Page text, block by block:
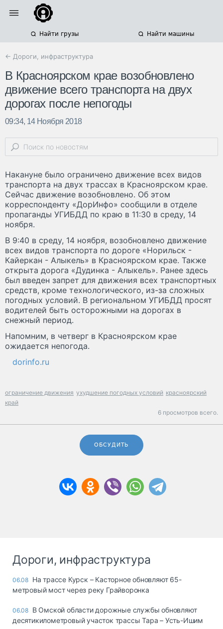
Найти грузы Найти машины
← Дороги, инфраструктура
В Красноярском крае возобновлено
движение всего транспорта на двух
дорогах после непогоды
09:34, 14 Ноября 2018
Накануне было ограничено движение всех видов
транспорта на двух трассах в Красноярском крае.
Сейчас движение возобновлено. Об этом
корреспонденту «ДорИнфо» сообщили в отделе
пропаганды УГИБДД по краю в 11:30 в среду, 14
ноября.
В 9:40 в среду, 14 ноября, возобновлено движение
всех видов транспорта по дороге «Норильск -
Кайеркан - Алыкель» в Красноярском крае. Также
открыта дорога «Дудинка - Алыкель». Ранее здесь
был введен запрет для движения всех транспортных
средств, кроме технологического, из-за сложных
погодных условий. В региональном УГИБДД просят
водителей быть осторожными на дорогах в
снежный период.
Напомним, в четверг в Красноярском крае
ожидается непогода.
dorinfo.ru
ограничение движения ухудшение погодных условий красноярский
край
6 просмотров всего.
ОБСУДИТЬ
Дороги, инфраструктура
06.08 На трассе Курск – Касторное обновляют 65-
метровый мост через реку Грайворонка
06.08 В Омской области дорожные службы обновляют
десятикилометровый участок трассы Тара – Усть-Ишим